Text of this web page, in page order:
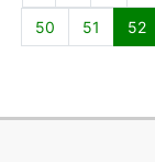
50 51 52